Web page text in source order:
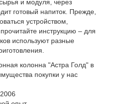
и модуля, через
готовый напиток. Прежде,
устройством,
инструкцию – для
используют разные
колонна "Астра Голд" в
покупки у нас